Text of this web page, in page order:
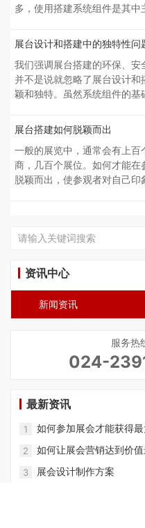
多，使用搭建系统组件是其中
一种与众不同、出人意料的效
一来就使得现代化展会中的展
会本身都进入了一个高标准搭
代。不管是两层楼的展台还是
非常大的展示墙，它的搭建的
间的平衡都必须提供很高标准
固方面，可以帮助展台搭建商
麻烦。
展台设计和搭建中的独特性问
我们强调展台搭建的环保、安
并不是说就忽略了展台设计和
颖和独特。虽然系统组件的基
就很单一，缺乏想象力。系统
根据参展商的意愿进行组合，
是一样的，但可以保证在不同
展台各不相同。
展台搭建如何脱颖而出
一般的展览中，通常会有上百
商，几百个展位。如何才能在
脱颖而出，使参观者对自己印
资讯中心
新闻资讯
服务热
024-
最新资讯
1 如何参加展会才能获得
2 如何让展会营销达到价
3 展会设计制作方案